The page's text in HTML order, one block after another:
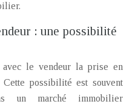
: une possibilité
le vendeur la prise en
possibilité est souvent
un marché immobilier